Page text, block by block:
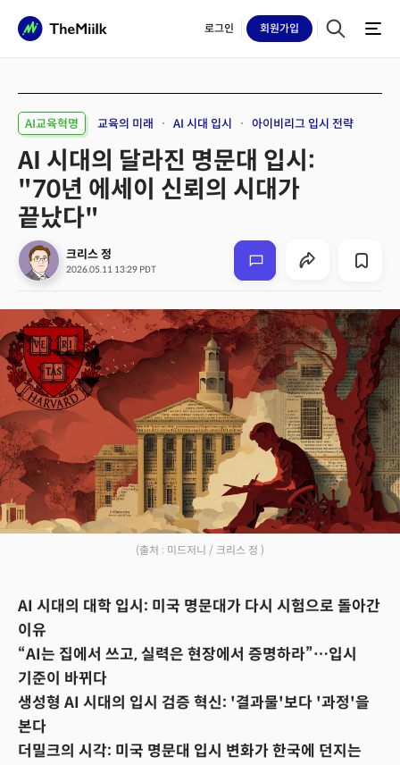
로그인 회원가입
AI교육혁명 교육의 미래 AI 시대 입시 아이비리그 입시 전략
AI 시대의 달라진 명문대 입시:
"70년 에세이 신뢰의 시대가
끝났다"
크리스 정
2026.05.11 13:29 PDT
(출처 : 미드저니 / 크리스 정 )
AI 시대의 대학 입시: 미국 명문대가 다시 시험으로 돌아간
이유
“AI는 집에서 쓰고, 실력은 현장에서 증명하라”…입시
기준이 바뀌다
생성형 AI 시대의 입시 검증 혁신: '결과물'보다 '과정'을
본다
더밀크의 시각: 미국 명문대 입시 변화가 한국에 던지는